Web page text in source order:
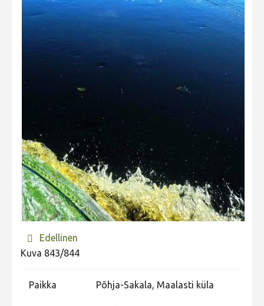
Edellinen
Kuva 843/844
Paikka Põhja-Sakala, Maalasti küla